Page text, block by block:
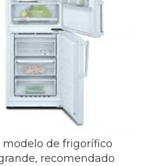
de frigorífico
recomendado